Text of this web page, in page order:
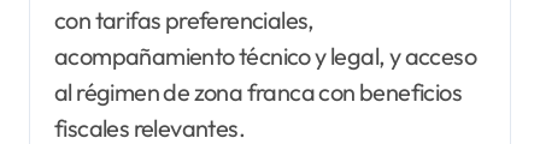
con tarifas preferenciales,
acompañamiento técnico y legal, y acceso
al régimen de zona franca con beneficios
fiscales relevantes.